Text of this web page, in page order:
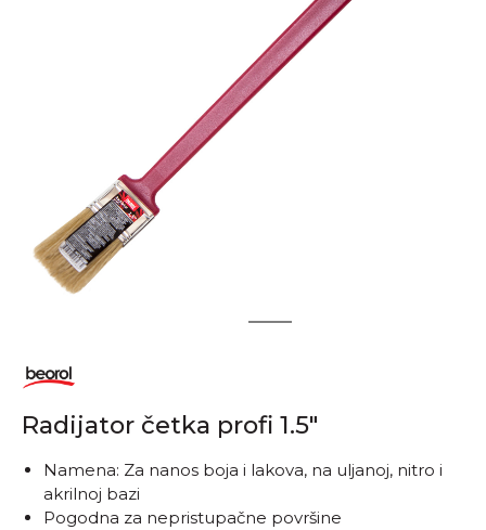
2
Radijator četka profi 1.5"
Namena: Za nanos boja i lakova, na uljanoj, nitro i
akrilnoj bazi
Pogodna za nepristupačne površine